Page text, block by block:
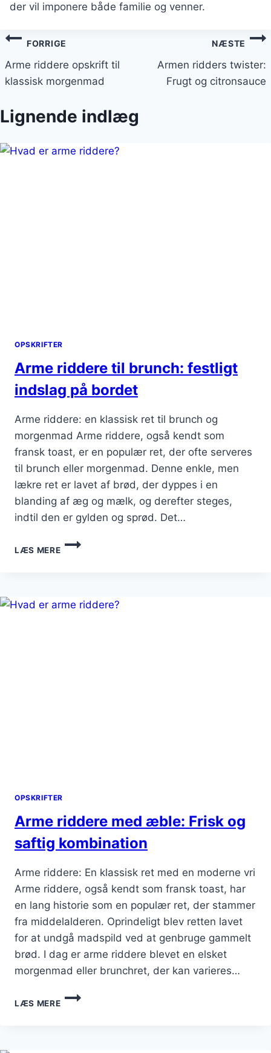
der vil imponere både familie og venner.
Indlægsnavigation
FORRIGE
Arme riddere opskrift til
klassisk morgenmad
NÆSTE
Armen ridders twister:
Frugt og citronsauce
Lignende indlæg
OPSKRIFTER
Arme riddere til brunch: festligt
indslag på bordet
Arme riddere: en klassisk ret til brunch og
morgenmad Arme riddere, også kendt som
fransk toast, er en populær ret, der ofte serveres
til brunch eller morgenmad. Denne enkle, men
lækre ret er lavet af brød, der dyppes i en
blanding af æg og mælk, og derefter steges,
indtil den er gylden og sprød. Det…
LÆS MERE
ARME
RIDDERE
INDSLAG
OPSKRIFTER
Arme riddere med æble: Frisk og
saftig kombination
Arme riddere: En klassisk ret med en moderne vri
Arme riddere, også kendt som fransk toast, har
en lang historie som en populær ret, der stammer
fra middelalderen. Oprindeligt blev retten lavet
for at undgå madspild ved at genbruge gammelt
brød. I dag er arme riddere blevet en elsket
morgenmad eller brunchret, der kan varieres…
LÆS MERE
ARME
RIDDERE